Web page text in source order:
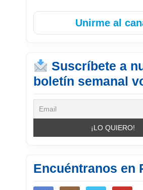
Unirme al
Suscríbete a
boletín semanal
Encuéntranos en